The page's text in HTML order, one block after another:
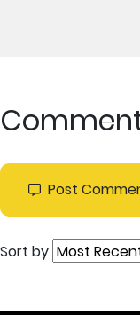
Post
Sort by